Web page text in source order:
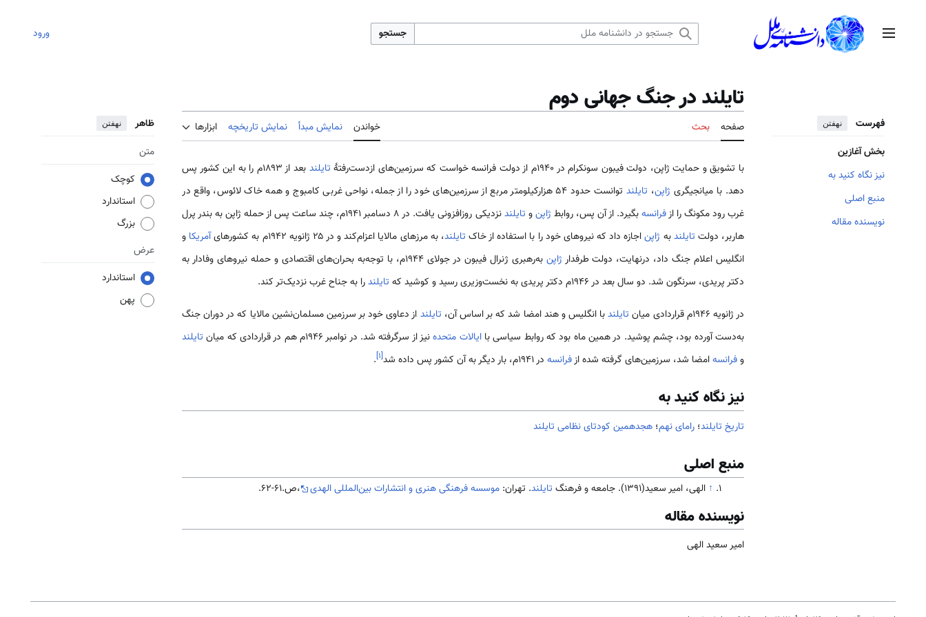
منوی اصلی جستجو ورود
فهرست نهفتن
بخش آغازین
نیز نگاه کنید به
منبع اصلی
نویسنده مقاله
تایلند در جنگ جهانی دوم
صفحه بحث خواندن نمایش مبدأ نمایش تاریخچه ابزارها ظاهر نهفتن
متن
کوچک
استاندارد
بزرگ
عرض
استاندارد
پهن
با تشویق و حمایت ژاپن، دولت فیبون سونکرام در ۱۹۴۰م از دولت فرانسه خواست که سرزمین‌های ازدست‌رفتهٔ تایلند
بعد از ۱۸۹۳م را به این کشور پس
دهد. با میانجیگری ژاپن، تایلند
توانست حدود ۵۴ هزارکیلومتر مربع از سرزمین‌های خود را از جمله، نواحی غربی کامبوج و همه خاک لائوس، واقع در
غرب رود مکونگ را ازفرانسهبگیرد. از آن پس، روابط ژاپنو تایلند
نزدیکی روزافزونی یافت. در ۸ دسامبر ۱۹۴۱م، چند ساعت پس از حمله ژاپن به بندر پرل
هاربر، دولت تایلندبه ژاپناجازه داد که نیروهای خود را با استفاده از خاک تایلند، به مرزهای مالایا اعزام‌کند و در ۲۵ ژانویه ۱۹۴۲م به کشورهای آمریکا و
انگلیس اعلام جنگ داد، درنهایت، دولت طرفدار ژاپن
به‌رهبری ژنرال فیبون در جولای ۱۹۴۴م، با توجه‌به بحران‌های اقتصادی و حمله نیروهای وفادار به
دکتر پریدی، سرنگون شد. دو سال بعد در ۱۹۴۶م دکتر پریدی به نخست‌وزیری رسید و کوشید که
تایلندرا به جناح غرب نزدیک‌تر کند.
در ژانویه ۱۹۴۶م قراردادی میان تایلندبا انگلیس و هند امضا شد که بر اساس آن، تایلند از دعاوی خود بر سرزمین مسلمان‌نشین مالایا که در دوران جنگ
به‌دست آورده بود، چشم پوشید. در همین ماه بود که روابط سیاسی باایالات متحدهنیز از سرگرفته شد. در نوامبر ۱۹۴۶م هم در قراردادی که میان
تایلند
وفرانسهامضا شد، سرزمین‌های گرفته شده ازفرانسه در ۱۹۴۱م، بار دیگر به آن کشور پس داده شد [۱]
.
نیز نگاه کنید به
تاریخ تایلند؛ رامای نهم؛ هجدهمین کودتای نظامی تایلند
منبع اصلی
↑ الهی، امیر سعید(1391). جامعه و فرهنگ تایلند. تهران: موسسه فرهنگی هنری و انتشارات بین‌المللی الهدی ،ص.61-62.
نویسنده مقاله
امیر سعید الهی